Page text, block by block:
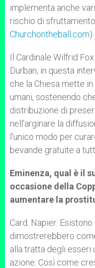
implementa anche
rischio di
Churchontheball.com).
Il Cardinale Wilfrid
Durban, in questa
che la Chiesa mette
umani, sostenendo
distribuzione di
nell’arginare la
l’unico modo per
bevande gratuite a
Eminenza, qual è il
occasione della
aumentare la
Card. Napier:
dimostrerebbero
alla tratta degli esseri
azione. Così come